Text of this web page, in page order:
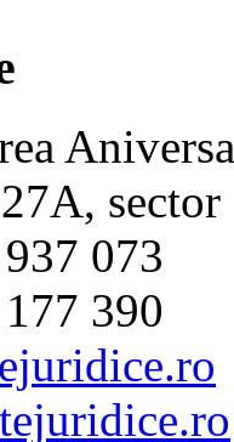
sector
073
390